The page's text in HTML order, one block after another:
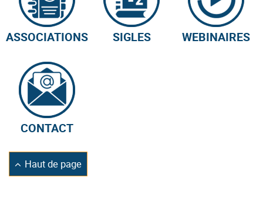
ASSOCIATIONS SIGLES WEBINAIRES
CONTACT
Retourner
en
Haut de page